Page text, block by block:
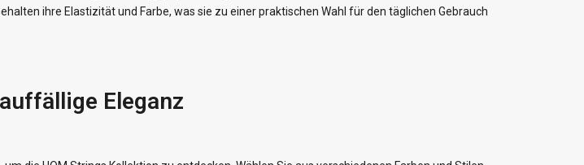
ihre Elastizität und Farbe, was sie zu einer praktischen Wahl für den täglichen Gebrauch
Eleganz